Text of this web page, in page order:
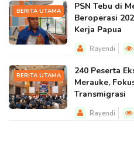
BERITA UTAMA
PSN Tebu di
Beroperasi
Kerja Papua
Rayendi
BERITA UTAMA
240 Peserta
Merauke,
Transmigrasi
Rayendi